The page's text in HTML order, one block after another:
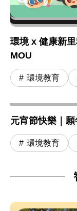
環境 x 健康新
MOU
環境教育
元宵節快樂｜
環境教育